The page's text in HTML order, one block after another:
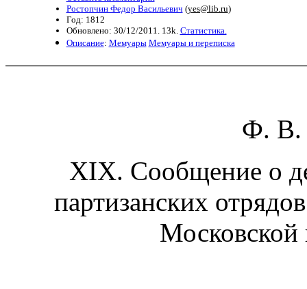
Ростопчин Федор Васильевич (yes@lib.ru)
Год: 1812
Обновлено: 30/12/2011. 13k. Статистика.
Описание: Мемуары Мемуары и переписка
Ф. В.
XIX. Сообщение о
партизанских
Московской